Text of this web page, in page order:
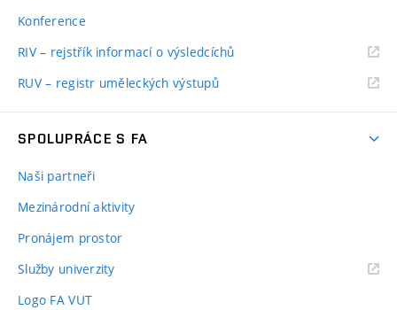
Konference
RIV – rejstřík informací o výsledcíchů
RUV – registr uměleckých výstupů
SPOLUPRÁCE S FA
Naši partneři
Mezinárodní aktivity
Pronájem prostor
Služby univerzity
Logo FA VUT